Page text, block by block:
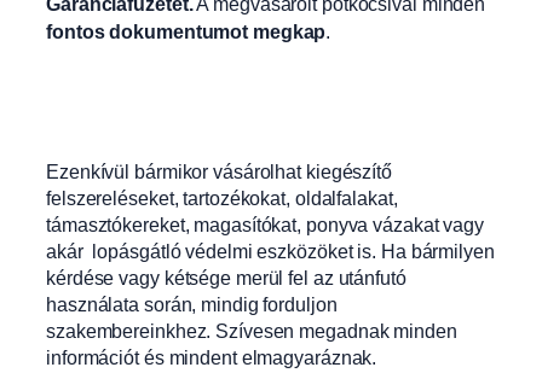
Garanciafüzetet.A megvásárolt pótkocsival minden
fontos dokumentumot megkap.
Ezenkívül bármikor vásárolhat kiegészítő
felszereléseket, tartozékokat, oldalfalakat,
támasztókereket, magasítókat, ponyva vázakat vagy
akár lopásgátló védelmi eszközöket is. Ha bármilyen
kérdése vagy kétsége merül fel az utánfutó
használata során, mindig forduljon
szakembereinkhez. Szívesen megadnak minden
információt és mindent elmagyaráznak.